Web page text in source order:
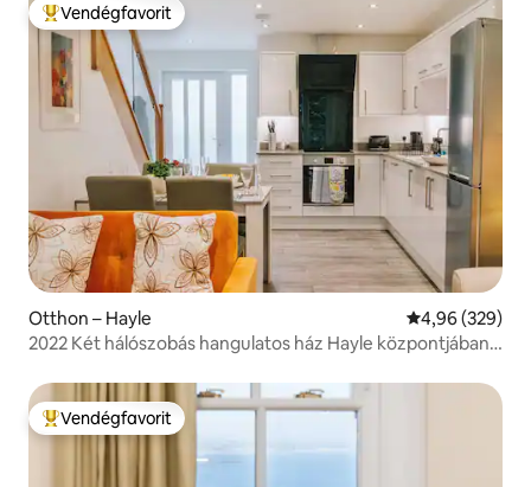
Kiemelt vendégfavorit
Vendégfavorit
Otthon – Hayle Átlagos
4,96 (329)
2022 Két hálószobás hangulatos ház Hayle központjában
Kiemelt vendégfavorit
Vendégfavorit